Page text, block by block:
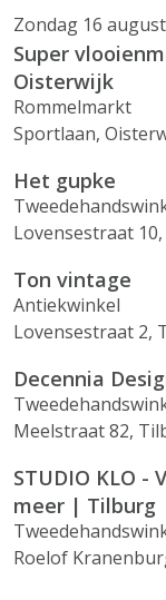
Zondag 16
Super
Oisterwijk
Rommelmarkt
Sportlaan,
Het gupke
Lovensestraat
Ton vintage
Antiekwinkel
Lovensestraat 2,
Decennia
Meelstraat 82,
STUDIO KLO -
meer | Tilburg
Roelof